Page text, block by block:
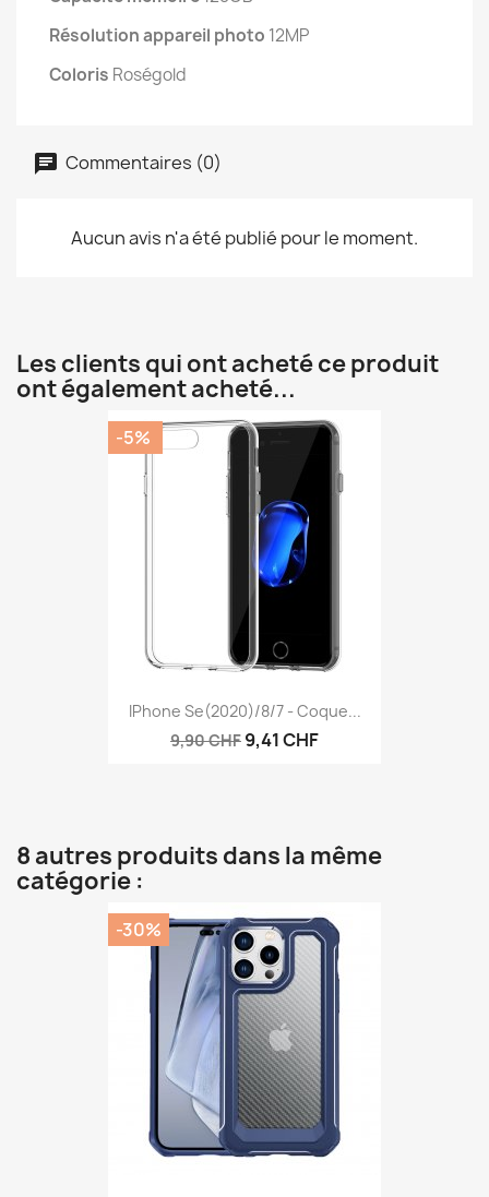
Résolution appareil photo 12MP
Coloris Roségold
Commentaires (0)
Aucun avis n'a été publié pour le moment.
Les clients qui ont acheté ce produit
ont également acheté...
IPhone Se(2020)/8/7 - Coque...
9,90 CHF 9,41 CHF
-5%
8 autres produits dans la même
catégorie :
-30%